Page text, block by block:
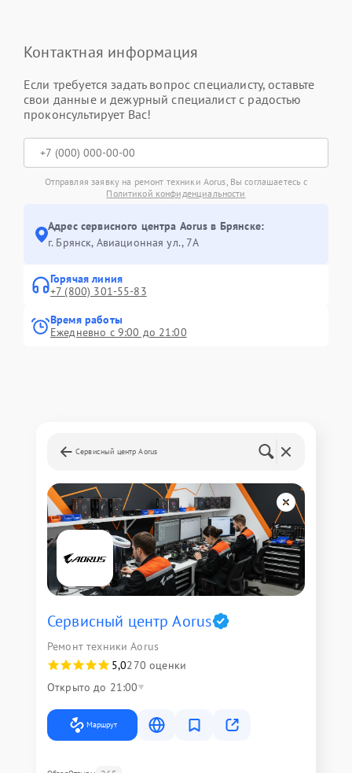
Контактная информация
Если требуется задать вопрос специалисту, оставьте
свои данные и дежурный специалист с радостью
проконсультирует Вас!
Отправляя заявку на ремонт техники Aorus, Вы соглашаетесь с
Политикой конфиденциальности
Адрес сервисного центра Aorus в Брянске:
г. Брянск, Авиационная ул., 7А
Горячая линия
+7 (800) 301-55-83
Время работы
Ежедневно с 9:00 до 21:00
Сервисный центр Aorus
Сервисный центр Aorus
Ремонт техники Aorus
5,0270 оценки
Открыто до 21:00
Маршрут